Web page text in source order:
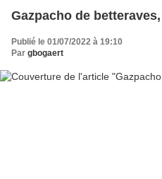
Gazpacho de
Publié le 01/07/2022 à 19:10
Par gbogaert